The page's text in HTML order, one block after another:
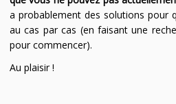
a probablement des solutions pour
au cas par cas (en faisant une
pour commencer).
Au plaisir !